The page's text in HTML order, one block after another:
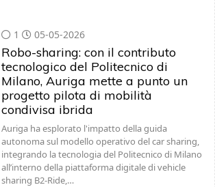
1 05-05-2026
Robo-sharing: con il contributo
tecnologico del Politecnico di
Milano, Auriga mette a punto un
progetto pilota di mobilità
condivisa ibrida
Auriga ha esplorato l'impatto della guida
autonoma sul modello operativo del car sharing,
integrando la tecnologia del Politecnico di Milano
all’interno della piattaforma digitale di vehicle
sharing B2-Ride,…